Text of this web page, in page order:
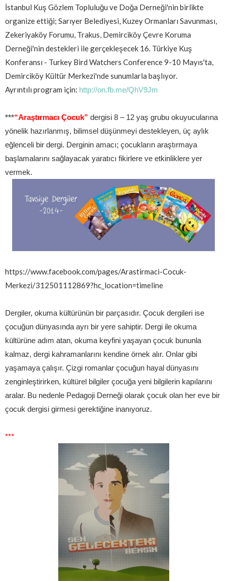
İstanbul Kuş Gözlem Topluluğu ve Doğa Derneği'nin birlikte
organize ettiği; Sarıyer Belediyesi, Kuzey Ormanları Savunması,
Zekeriyaköy Forumu, Trakus, Demirciköy Çevre Koruma
Derneği'nin destekleri ile gerçekleşecek 16. Türkiye Kuş
Konferansı - Turkey Bird Watchers Conference 9-10 Mayıs'ta,
Demirciköy Kültür Merkezi'nde sunumlarla başlıyor.
Ayrıntılı program için: http://on.fb.me/QhV9Jm
***​“Araştırmacı Çocuk” dergisi 8 – 12 yaş grubu okuyucularına
yönelik hazırlanmış, bilimsel düşünmeyi destekleyen, üç aylık
eğlenceli bir dergi. Derginin amacı; çocukların araştırmaya
başlamalarını sağlayacak yaratıcı fikirlere ve etkinliklere yer
vermek.
https://www.facebook.com/pages/Arastirmaci-Cocuk-
Merkezi/312501112869?hc_location=timeline
Dergiler, okuma kültürünün bir parçasıdır. Çocuk dergileri ise
çocuğun dünyasında ayrı bir yere sahiptir. Dergi ile okuma
kültürüne adım atan, okuma keyfini yaşayan çocuk bununla
kalmaz, dergi kahramanlarını kendine örnek alır. Onlar gibi
yaşamaya çalışır. Çizgi romanlar çocuğun hayal dünyasını
zenginleştirirken, kültürel bilgiler çocuğa yeni bilgilerin kapılarını
aralar. Bu nedenle Pedagoji Derneği olarak çocuk olan her eve bir
çocuk dergisi girmesi gerektiğine inanıyoruz.
***